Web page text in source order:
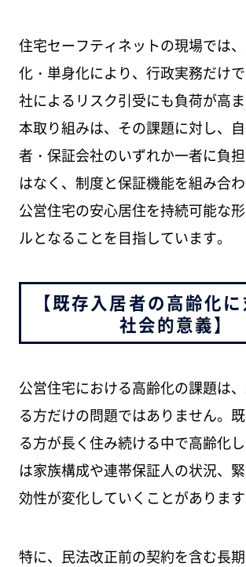
住宅セーフティネットの現場では
化・単身化により、行政実務だけ
社によるリスク引受にも負荷が高ま
本取り組みは、その課題に対し、
者・保証会社のいずれか一者に負
はなく、制度と保証機能を組み合わ
公営住宅の安心居住を持続可能な
ルとなることを目指しています。
【既存入居者の高齢化
社会的意義】
公営住宅における高齢化の課題は
る方だけの問題ではありません。
る方が長く住み続ける中で高齢化
は家族構成や連帯保証人の状況、
効性が変化していくことがあります
特に、民法改正前の契約を含む長